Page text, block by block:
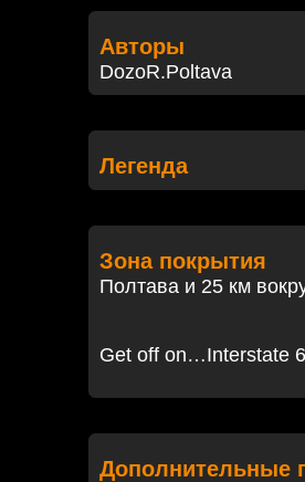
Авторы
DozoR.Poltava
Легенда
Зона покрытия
Полтава и 25 км
Get off on…Interstate
Дополнительные